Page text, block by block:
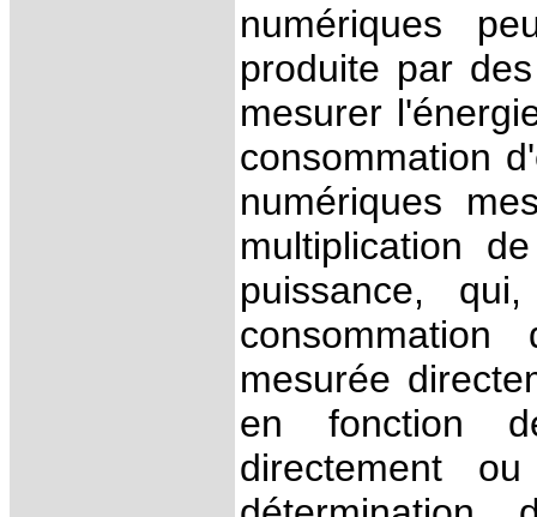
numériques
produite par
mesurer
consommation
numériques
multiplication
puissance,
mesurée
en fonction
directement